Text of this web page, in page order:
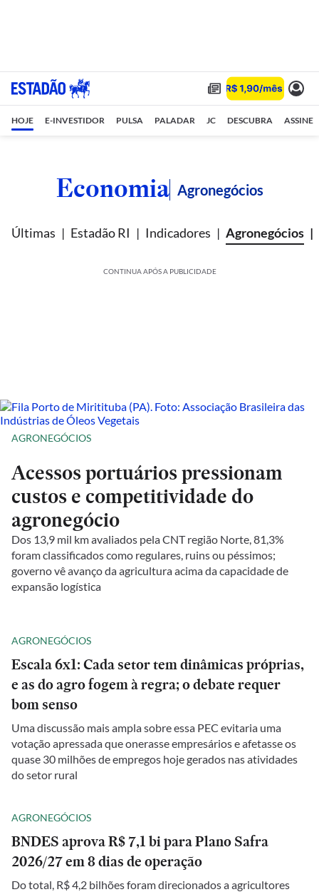
HOJE E-INVESTIDOR PULSA PALADAR JC DESCUBRA ASSINE
Economia Agronegócios
Últimas Estadão RI Indicadores Agronegócios
CONTINUA APÓS A PUBLICIDADE
AGRONEGÓCIOS
Acessos portuários pressionam
custos e competitividade do
agronegócio
Dos 13,9 mil km avaliados pela CNT região Norte, 81,3%
foram classificados como regulares, ruins ou péssimos;
governo vê avanço da agricultura acima da capacidade de
expansão logística
AGRONEGÓCIOS
Escala 6x1: Cada setor tem dinâmicas próprias,
e as do agro fogem à regra; o debate requer
bom senso
Uma discussão mais ampla sobre essa PEC evitaria uma
votação apressada que onerasse empresários e afetasse os
quase 30 milhões de empregos hoje gerados nas atividades
do setor rural
AGRONEGÓCIOS
BNDES aprova R$ 7,1 bi para Plano Safra
2026/27 em 8 dias de operação
Do total, R$ 4,2 bilhões foram direcionados a agricultores